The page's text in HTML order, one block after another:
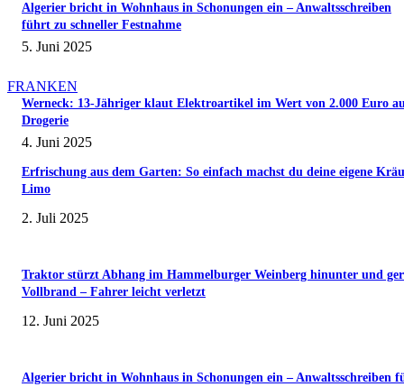
Algerier bricht in Wohnhaus in Schonungen ein – Anwaltsschreiben
führt zu schneller Festnahme
5. Juni 2025
FRANKEN
Werneck: 13-Jähriger klaut Elektroartikel im Wert von 2.000 Euro
Drogerie
4. Juni 2025
Erfrischung aus dem Garten: So einfach machst du deine eigene
Limo
2. Juli 2025
Traktor stürzt Abhang im Hammelburger Weinberg hinunter und
Vollbrand – Fahrer leicht verletzt
12. Juni 2025
Algerier bricht in Wohnhaus in Schonungen ein – Anwaltsschreiben